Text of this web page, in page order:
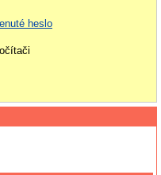
heslo